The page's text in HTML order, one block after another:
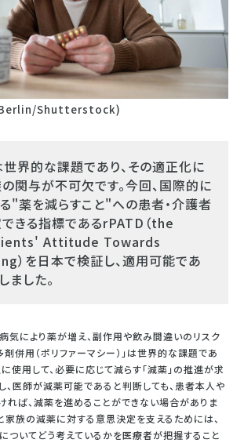
Shutterstock)
界的な課題であり、その適正化に
関与が不可欠です。今回、国際的に
"薬を減らすこと"への患者・介護者
きる指標であるrPATD（the
Attitude Towards
）を日本で検証し、適用可能であ
ました。
により薬が増え、副作用や飲み間違いのリスク
剤併用（ポリファーマシー）」は世界的な課題であ
使用して、必要に応じて減らす「減薬」の推進が求
、医師が減薬可能であると判断しても、患者本人や
れば、減薬を進めることができない場合がありま
家族の減薬に対する意思決定を支えるためには、
ついてどう考えているかを医療者が把握すること